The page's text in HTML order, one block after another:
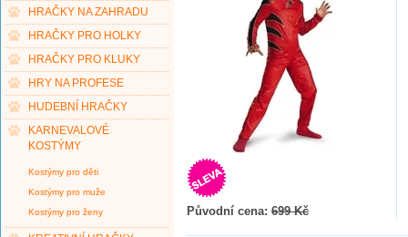
HRAČKY NA ZAHRADU
HRAČKY PRO HOLKY
HRAČKY PRO KLUKY
HRY NA PROFESE
HUDEBNÍ HRAČKY
KARNEVALOVÉ
KOSTÝMY
Kostýmy pro děti
Kostýmy pro muže
Kostýmy pro ženy
Původní cena: 699 Kč